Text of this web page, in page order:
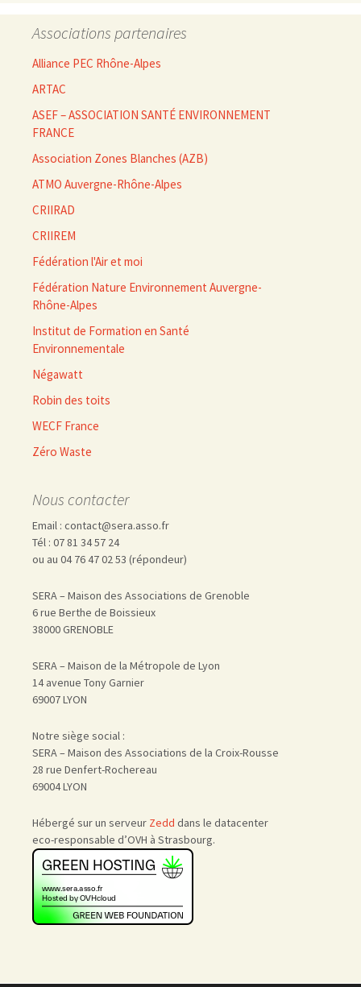
Associations partenaires
Alliance PEC Rhône-Alpes
ARTAC
ASEF – ASSOCIATION SANTÉ ENVIRONNEMENT
FRANCE
Association Zones Blanches (AZB)
ATMO Auvergne-Rhône-Alpes
CRIIRAD
CRIIREM
Fédération l'Air et moi
Fédération Nature Environnement Auvergne-
Rhône-Alpes
Institut de Formation en Santé
Environnementale
Négawatt
Robin des toits
WECF France
Zéro Waste
Nous contacter
Email : contact@sera.asso.fr
Tél : 07 81 34 57 24
ou au 04 76 47 02 53 (répondeur)
SERA – Maison des Associations de Grenoble
6 rue Berthe de Boissieux
38000 GRENOBLE
SERA – Maison de la Métropole de Lyon
14 avenue Tony Garnier
69007 LYON
Notre siège social :
SERA – Maison des Associations de la Croix-Rousse
28 rue Denfert-Rochereau
69004 LYON
Hébergé sur un serveur Zedd dans le datacenter
eco-responsable d’OVH à Strasbourg.